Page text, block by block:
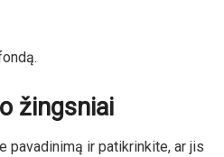
žingsniai
pavadinimą ir patikrinkite, ar jis